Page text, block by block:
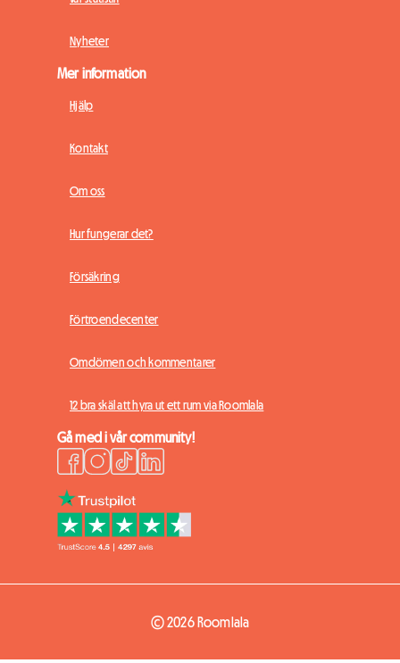
Nyheter
Mer information
Hjälp
Kontakt
Om oss
Hur fungerar det?
Försäkring
Förtroendecenter
Omdömen och kommentarer
12 bra skäl att hyra ut ett rum via Roomlala
Gå med i vår community!
© 2026 Roomlala